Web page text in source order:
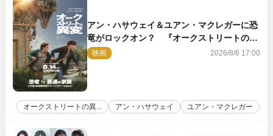
アン・ハサウェイ＆ユアン・マクレガーに恐
竜がロックオン？ 『オークストリートの異
変』新ビジュアル＆本編映像初解禁
映画 2026/8/6 17:00
オークストリートの異... アン・ハサウェイ ユアン・マクレガー